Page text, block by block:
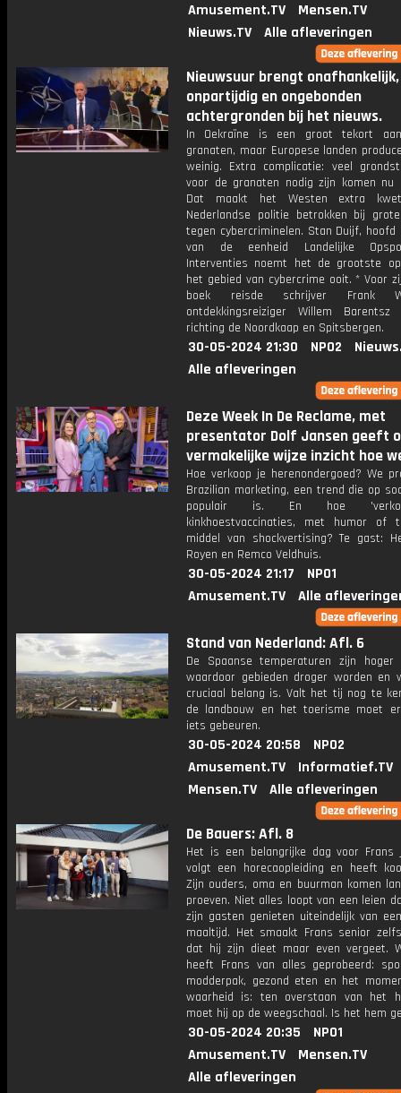
Amusement.TV
Mensen.TV
Nieuws.TV
Alle afleveringen
Nieuwsuur brengt onafhankelijk,
onpartijdig en ongebonden
achtergronden bij het nieuws.
In Oekraïne is een groot tekort aan
granaten, maar Europese landen
weinig. Extra complicatie: veel
voor de granaten nodig zijn komen nu
Dat maakt het Westen extra
Nederlandse politie betrokken bij
tegen cybercriminelen. Stan Duijf, hoofd
van de eenheid Landelijke
Interventies noemt het de grootste
het gebied van cybercrime ooit. * Voor
boek reisde schrijver Frank
ontdekkingsreiziger Willem Barentsz
richting de Noordkaap en Spitsbergen.
30-05-2024 21:30 NPO2
Alle afleveringen
Deze Week In De Reclame, met
presentator Dolf Jansen geeft
vermakelijke wijze inzicht hoe
Hoe verkoop je herenondergoed? We
Brazilian marketing, een trend die op
populair is. En hoe
kinkhoestvaccinaties, met humor of
middel van shockvertising? Te gast:
Royen en Remco Veldhuis.
30-05-2024 21:17
NPO1
Amusement.TV
Alle
Stand van Nederland: Afl. 6
De Spaanse temperaturen zijn hoger
waardoor gebieden droger worden en
cruciaal belang is. Valt het tij nog te
de landbouw en het toerisme moet
iets gebeuren.
30-05-2024 20:58
NPO2
Amusement.TV
Informatief.TV
Mensen.TV
Alle afleveringen
De Bauers: Afl. 8
Het is een belangrijke dag voor Frans
volgt een horecaopleiding en heeft
Zijn ouders, oma en buurman komen
proeven. Niet alles loopt van een leien
zijn gasten genieten uiteindelijk van
maaltijd. Het smaakt Frans senior
dat hij zijn dieet maar even vergeet.
heeft Frans van alles geprobeerd:
modderpak, gezond eten en het
waarheid is: ten overstaan van het
moet hij op de weegschaal. Is het hem
30-05-2024 20:35
NPO1
Amusement.TV
Mensen.TV
Alle afleveringen